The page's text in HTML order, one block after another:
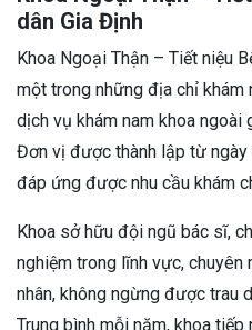
dân Gia Định
Khoa Ngoại Thận – Tiết niệu
một trong những địa chỉ khám
dịch vụ khám nam khoa
Đơn vị được thành lập từ
đáp ứng được nhu cầu khám
Khoa sở hữu đội ngũ bác sĩ,
nghiệm trong lĩnh vực,
nhân, không ngừng được trau
Trung bình mỗi năm, khoa